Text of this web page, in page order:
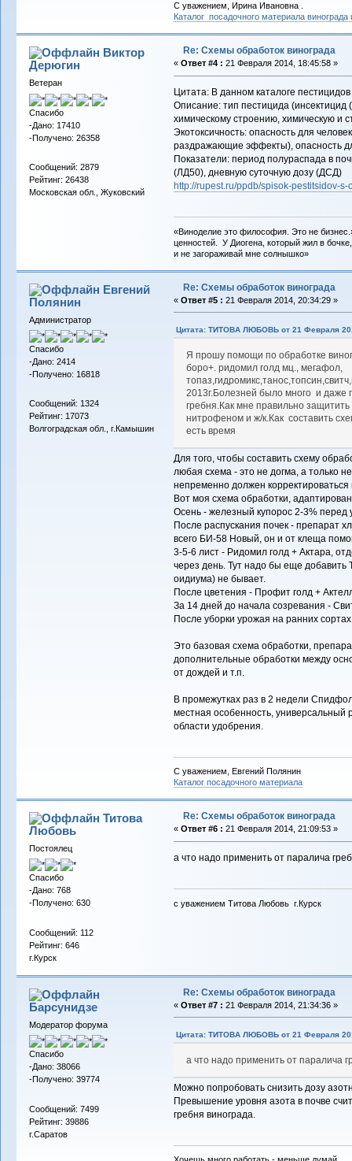
С уважением, Ирина Ивановна .
Каталог посадочного материала
Виктор
Дерюгин
Ветеран
Спасибо
-Дано: 17410
-Получено: 26358
Сообщений: 2879
Рейтинг: 26438
Московская обл., Жуковский
Re: Схемы обработок винограда
« Ответ #4 : 21 Февраля 2014, 18:45:58 »
Цитата: В данном каталоге
Описание: тип пестицида (инсектицид
химическому строению, химическую и
Экотоксичность: опасность для
раздражающие эффекты), опасность
Показатели: период полураспада в
(ЛД50), дневную суточную дозу (ДСД)
http://rupest.ru/ppdb/spisok-pestitsidov-
«Виноделие это философия. Это не
ценностей. У Диогена, который жил в
и не загораживай мне солнышко»
Евгений
Полянин
Администратор
Спасибо
-Дано: 2414
-Получено: 16818
Сообщений: 1324
Рейтинг: 17073
Волгоградская обл., г.Камышин
Re: Схемы обработок винограда
« Ответ #5 : 21 Февраля 2014, 20:34:29 »
Цитата: ТИТОВА ЛЮБОВЬ от 21 Февраля
Я прошу помощи по обработке
боро+. ридомил голд мц., мегафол,
2013г.Болезней было много и даже
гребня.Как мне правильно
нитрофеном и ж/к.Как составить
есть время
Для того, чтобы составить схему
любая схема - это не догма, а только
непременно должен корректироваться
Вот моя схема обработки,
Осень - железный купорос 2-3% перед
После распускания почек - препарат
всего БИ-58 Новый, он и от клеща
3-5-6 лист - Ридомил голд + Актара,
через день. Тут надо бы еще добавить
оидиума) не бывает.
После цветения - Профит голд +
За 14 дней до начала созревания -
После уборки урожая на ранних
Это базовая схема обработки,
дополнительные обработки между
от дождей и т.п.
В промежутках раз в 2 недели
местная особенность,
области удобрения.
С уважением, Евгений Полянин
Каталог посадочного материала
Титова
Любовь
Постоялец
Спасибо
-Дано: 768
-Получено: 630
Сообщений: 112
Рейтинг: 646
г.Курск
Re: Схемы обработок винограда
« Ответ #6 : 21 Февраля 2014, 21:09:53 »
а что надо применить от паралича
с уважением Титова Любовь г.Курск
Барсунидзе
Модератор форума
Спасибо
-Дано: 38066
-Получено: 39774
Сообщений: 7499
Рейтинг: 39886
г.Саратов
Re: Схемы обработок винограда
« Ответ #7 : 21 Февраля 2014, 21:34:36 »
Цитата: ТИТОВА ЛЮБОВЬ от 21 Февраля
а что надо применить от паралича
Можно попробовать снизить дозу
Превышение уровня азота в почве
гребня винограда.